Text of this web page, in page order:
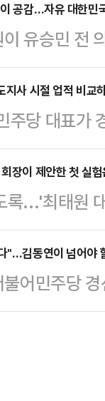
약이 실종
사람은 본인
에서 '10대
안 의원의 지
발표의 장
공감…자유 대한민
선에
이 공감한
13일 페이
은커녕 우리
"이라며 이
로는 결코
"하지만 우
사 시절 업적 비교
주당 대표가
보일 겁니
던졌다. 여
는 의구심이
고수 등으로
대선 본선
여다보고 있
장이 제안한 첫 실
록...'최태원
큐멘터리에
멸 등 대한
국과 비교
성장 거점
"…김동연이 넘어야
어민주당
주당 전 대